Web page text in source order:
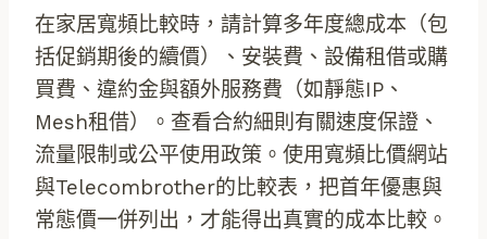
在家居寬頻比較時，請計算多年度總成本（包
括促銷期後的續價）、安裝費、設備租借或購
買費、違約金與額外服務費（如靜態IP、
Mesh租借）。查看合約細則有關速度保證、
流量限制或公平使用政策。使用寬頻比價網站
與Telecombrother的比較表，把首年優惠與
常態價一併列出，才能得出真實的成本比較。